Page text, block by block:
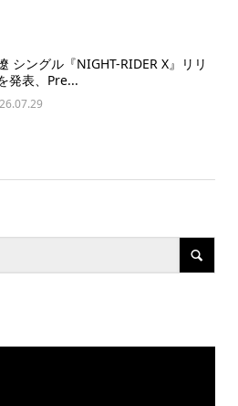
シングル『NIGHT-RIDER X』リリ
発表、Pre...